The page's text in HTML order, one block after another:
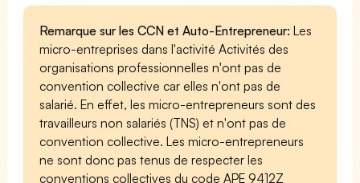
Remarque sur les CCN et Auto-Entrepreneur: Les
micro-entreprises dans l'activité Activités des
organisations professionnelles n'ont pas de
convention collective car elles n'ont pas de
salarié. En effet, les micro-entrepreneurs sont des
travailleurs non salariés (TNS) et n'ont pas de
convention collective. Les micro-entrepreneurs
ne sont donc pas tenus de respecter les
conventions collectives du code APE 9412Z